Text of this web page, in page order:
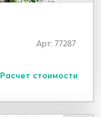
Арт: 77287
Расчет стоимости